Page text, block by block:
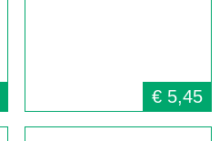
€ 5,45